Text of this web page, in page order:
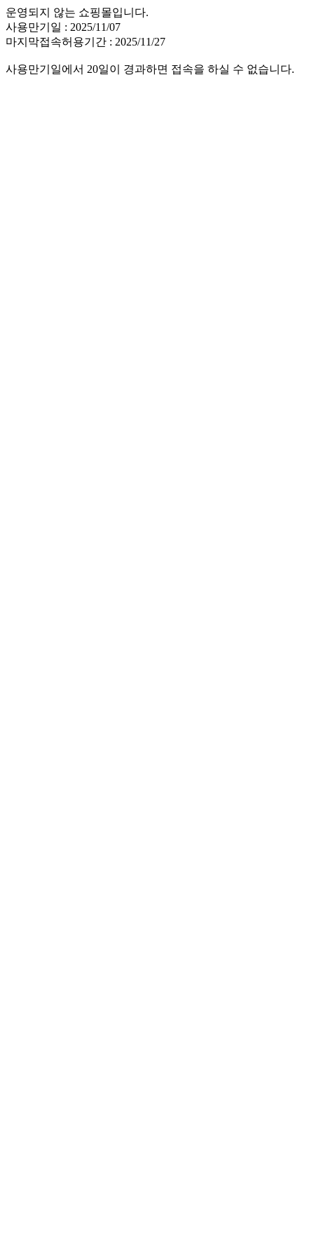
운영되지 않는 쇼핑몰입니다.
사용만기일 : 2025/11/07
마지막접속허용기간 : 2025/11/27
사용만기일에서 20일이 경과하면 접속을 하실 수 없습니다.